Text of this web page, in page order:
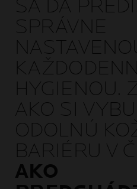
SA DÁ
SPRÁVNE
HYGIENOU.
AKO SI
ODOLNÚ
BARIÉRU V
AKO